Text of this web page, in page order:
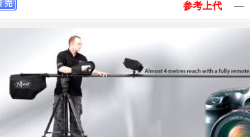
参考上代 ―